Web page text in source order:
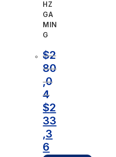
HZ
GA
MIN
G
$2
80
,0
4
$2
33
,3
6